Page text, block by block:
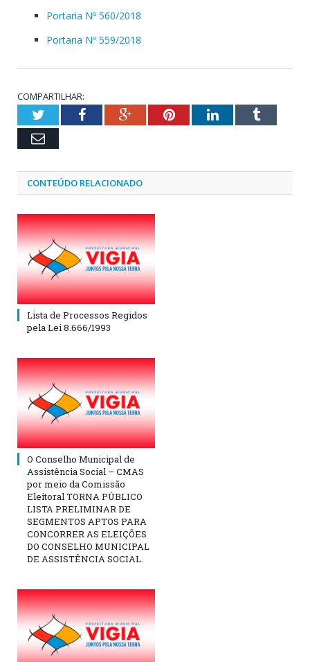
Portaria Nº 560/2018
Portaria Nº 559/2018
COMPARTILHAR:
TwitterFacebookGoogle+PinterestLinkedInTumblr
Email
CONTEÚDO RELACIONADO
Lista de Processos Regidos
pela Lei 8.666/1993
O Conselho Municipal de
Assistência Social – CMAS
por meio da Comissão
Eleitoral TORNA PÚBLICO
LISTA PRELIMINAR DE
SEGMENTOS APTOS PARA
CONCORRER AS ELEIÇÕES
DO CONSELHO MUNICIPAL
DE ASSISTÊNCIA SOCIAL.